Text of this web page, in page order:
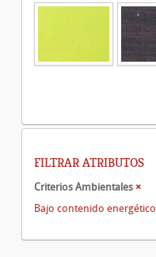
FILTRAR ATRIBUTOS
Criterios Ambientales ×
Bajo contenido energético